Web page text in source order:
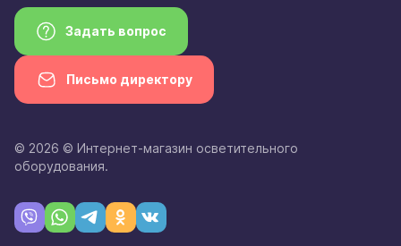
Задать вопрос
Письмо директору
© 2026 © Интернет-магазин осветительного
оборудования.